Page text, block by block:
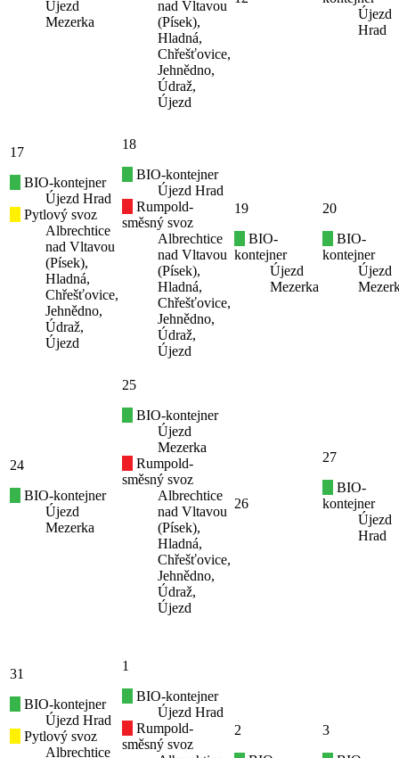
Újezd
Mezerka
nad Vltavou
(Písek),
Hladná,
Chřešťovice,
Jehnědno,
Údraž,
Újezd
Újezd
Hrad
17
BIO-kontejner
Újezd Hrad
Pytlový svoz
Albrechtice
nad Vltavou
(Písek),
Hladná,
Chřešťovice,
Jehnědno,
Údraž,
Újezd
18
BIO-kontejner
Újezd Hrad
Rumpold-
směsný svoz
Albrechtice
nad Vltavou
(Písek),
Hladná,
Chřešťovice,
Jehnědno,
Údraž,
Újezd
19
BIO-
kontejner
Újezd
Mezerka
20
BIO-
kontejner
Újezd
24
BIO-kontejner
Újezd
Mezerka
25
BIO-kontejner
Újezd
Mezerka
Rumpold-
směsný svoz
Albrechtice
nad Vltavou
(Písek),
Hladná,
Chřešťovice,
Jehnědno,
Údraž,
Újezd
26
27
BIO-
kontejner
Újezd
Hrad
31
BIO-kontejner
Újezd Hrad
Pytlový svoz
Albrechtice
1
BIO-kontejner
Újezd Hrad
Rumpold-
směsný svoz
2
3